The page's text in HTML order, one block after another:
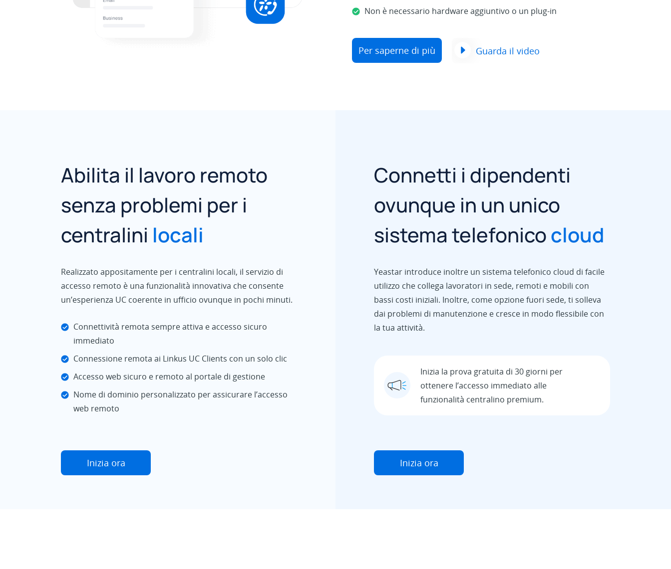
Non è necessario hardware aggiuntivo o un plug-in
Per saperne di più Guarda il video
Abilita il lavoro remoto
senza problemi per i
centralini locali
Realizzato appositamente per i centralini locali, il servizio di
accesso remoto è una funzionalità innovativa che consente
un’esperienza UC coerente in ufficio ovunque in pochi minuti.
Connettività remota sempre attiva e accesso sicuro
immediato
Connessione remota ai Linkus UC Clients con un solo clic
Accesso web sicuro e remoto al portale di gestione
Nome di dominio personalizzato per assicurare l’accesso
web remoto
Inizia ora
Connetti i dipendenti
ovunque in un unico
sistema telefonicocloud
Yeastar introduce inoltre un sistema telefonico cloud di facile
utilizzo che collega lavoratori in sede, remoti e mobili con
bassi costi iniziali. Inoltre, come opzione fuori sede, ti solleva
dai problemi di manutenzione e cresce in modo flessibile con
la tua attività.
Inizia la prova gratuita di 30 giorni per
ottenere l’accesso immediato alle
funzionalità centralino premium.
Inizia ora